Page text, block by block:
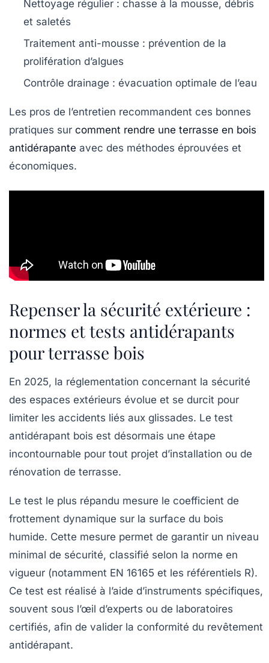
Nettoyage régulier : chasse à la mousse, débris
et saletés
Traitement anti-mousse : prévention de la
prolifération d’algues
Contrôle drainage : évacuation optimale de l’eau
Les pros de l’entretien recommandent ces bonnes
pratiques sur comment rendre une terrasse en bois
antidérapante avec des méthodes éprouvées et
économiques.
Repenser la sécurité extérieure :
normes et tests antidérapants
pour terrasse bois
En 2025, la réglementation concernant la sécurité
des espaces extérieurs évolue et se durcit pour
limiter les accidents liés aux glissades. Le test
antidérapant bois est désormais une étape
incontournable pour tout projet d’installation ou de
rénovation de terrasse.
Le test le plus répandu mesure le coefficient de
frottement dynamique sur la surface du bois
humide. Cette mesure permet de garantir un niveau
minimal de sécurité, classifié selon la norme en
vigueur (notamment EN 16165 et les référentiels R).
Ce test est réalisé à l’aide d’instruments spécifiques,
souvent sous l’œil d’experts ou de laboratoires
certifiés, afin de valider la conformité du revêtement
antidérapant.